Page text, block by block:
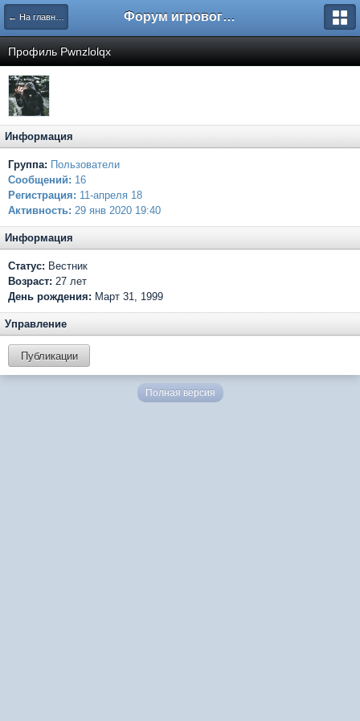
← На главную Форум игрового проекта Riverrise
Профиль Pwnzlolqx
Информация
Группа: Пользователи
Сообщений: 16
Регистрация: 11-апреля 18
Активность: 29 янв 2020 19:40
Информация
Статус: Вестник
Возраст: 27 лет
День рождения: Март 31, 1999
Управление
Публикации
Полная версия